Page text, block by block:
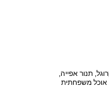
מיקרוגל, תנור אפייה,
אוכל משפחתית